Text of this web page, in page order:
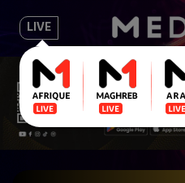
LIVE